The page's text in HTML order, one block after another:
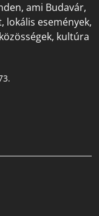
ami Budavár,
lokális események,
kultúra